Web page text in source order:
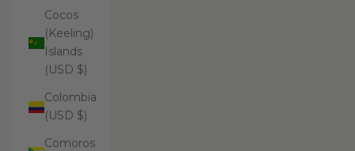
Cocos
(Keeling)
Islands
(USD $)
Colombia
(USD $)
Comoros